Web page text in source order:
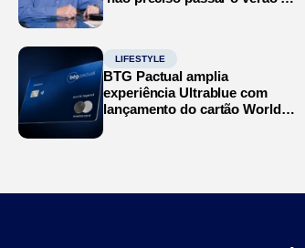
LIFESTYLE
BTG Pactual amplia
experiência Ultrablue com
lançamento do cartão World